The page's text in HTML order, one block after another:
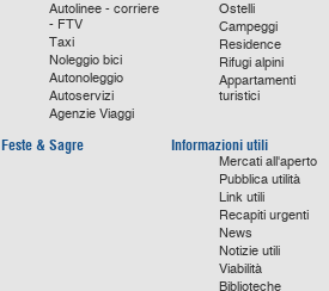
Autolinee - corriere
- FTV
Taxi
Noleggio bici
Autonoleggio
Autoservizi
Agenzie Viaggi
Ostelli
Campeggi
Residence
Rifugi alpini
Appartamenti
turistici
Feste & Sagre Informazioni utili
Mercati all'aperto
Pubblica utilità
Link utili
Recapiti urgenti
News
Notizie utili
Viabilità
Biblioteche